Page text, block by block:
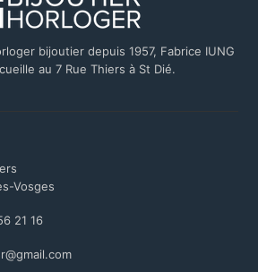
bijoutier depuis 1957, Fabrice IUNG
au 7 Rue Thiers à St Dié.
Vosges
21 16